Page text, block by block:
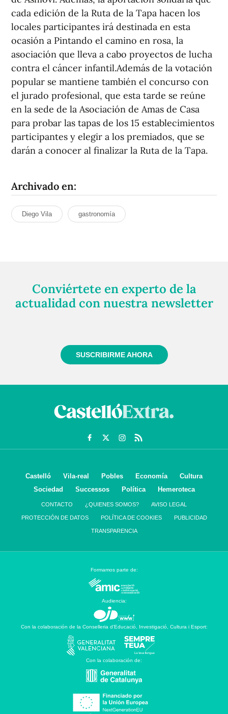
cada edición de la Ruta de la Tapa hacen los
locales participantes irá destinada en esta
ocasión a Pintando el camino en rosa, la
asociación que lleva a cabo proyectos de lucha
contra el cáncer infantil.Además de la votación
popular se mantiene también el concurso con
el jurado profesional, que esta tarde se reúne
en la sede de la Asociación de Amas de Casa
para probar las tapas de los 15 establecimientos
participantes y elegir a los premiados, que se
darán a conocer al finalizar la Ruta de la Tapa.
Archivado en:
Diego Vila gastronomía
Conviértete en experto de la
actualidad con nuestra newsletter
SUSCRIBIRME AHORA
Castelló Vila-real Pobles Economía
Cultura
Sociedad
Successos Política Hemeroteca
CONTACTO ¿QUIENES SOMOS? AVISO LEGAL
PROTECCIÓN DE DATOS POLÍTICA DE COOKIES PUBLICIDAD
TRANSPARENCIA
Formamos parte de:
Audiencia:
Con la colaboración de la Conselleria d’Educació, Investigació, Cultura i Esport:
Con la colaboración de: